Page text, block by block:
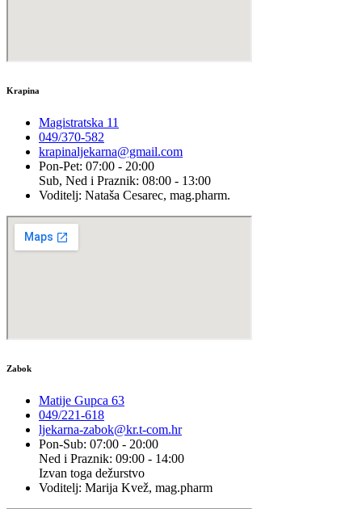
Krapina
Magistratska 11
049/370-582
krapinaljekarna@gmail.com
Pon-Pet: 07:00 - 20:00
Sub, Ned i Praznik: 08:00 - 13:00
Voditelj: Nataša Cesarec, mag.pharm.
Zabok
Matije Gupca 63
049/221-618
ljekarna-zabok@kr.t-com.hr
Pon-Sub: 07:00 - 20:00
Ned i Praznik: 09:00 - 14:00
Izvan toga dežurstvo
Voditelj: Marija Kvež, mag.pharm